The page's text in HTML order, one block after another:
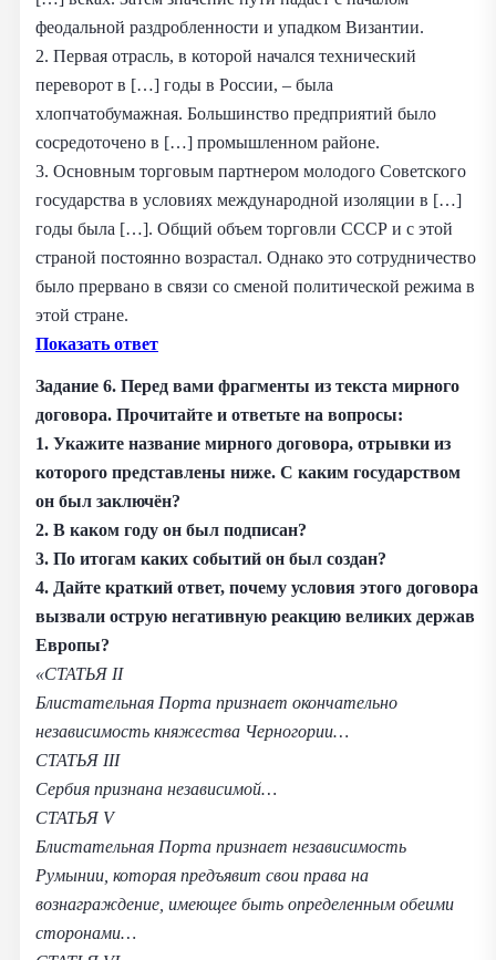
феодальной раздробленности и упадком Византии.
2. Первая отрасль, в которой начался технический
переворот в […] годы в России, – была
хлопчатобумажная. Большинство предприятий было
сосредоточено в […] промышленном районе.
3. Основным торговым партнером молодого Советского
государства в условиях международной изоляции в […]
годы была […]. Общий объем торговли СССР и с этой
страной постоянно возрастал. Однако это сотрудничество
было прервано в связи со сменой политической режима в
этой стране.
Показать ответ
Задание 6. Перед вами фрагменты из текста мирного
договора. Прочитайте и ответьте на вопросы:
1. Укажите название мирного договора, отрывки из
которого представлены ниже. С каким государством
он был заключён?
2. В каком году он был подписан?
3. По итогам каких событий он был создан?
4. Дайте краткий ответ, почему условия этого договора
вызвали острую негативную реакцию великих держав
Европы?
«СТАТЬЯ II
Блистательная Порта признает окончательно
независимость княжества Черногории…
СТАТЬЯ III
Сербия признана независимой…
СТАТЬЯ V
Блистательная Порта признает независимость
Румынии, которая предъявит свои права на
вознаграждение, имеющее быть определенным обеими
сторонами…